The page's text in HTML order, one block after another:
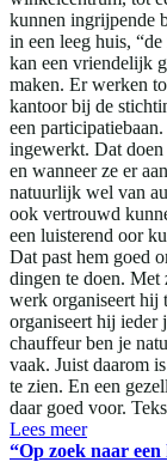
kunnen ingrijpende
in een leeg huis,
kan een vriendelijk
maken. Er werken
kantoor bij de
een
ingewerkt. Dat doen
en wanneer ze er
natuurlijk wel van
ook vertrouwd
een luisterend oor
Dat past hem goed
dingen te doen.
werk organiseert hij
organiseert hij ieder
chauffeur ben je
vaak. Juist daarom
te zien. En een
daar goed voor.
Lees meer
“Op zoek naar